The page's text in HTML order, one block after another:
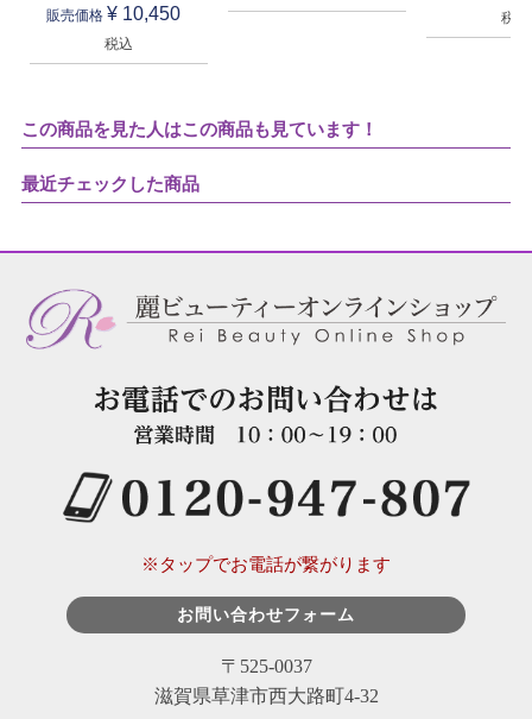
販売価格 ¥ 10,450
税込
税込
この商品を見た人はこの商品も見ています！
最近チェックした商品
※タップでお電話が繋がります
お問い合わせフォーム
〒525-0037
滋賀県草津市西大路町4-32